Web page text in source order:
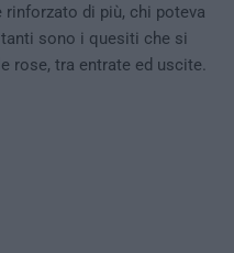
rinforzato di più, chi poteva
sono i quesiti che si
rose, tra entrate ed uscite.